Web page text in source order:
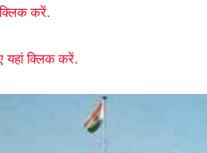
करें.
यहां क्लिक करें.